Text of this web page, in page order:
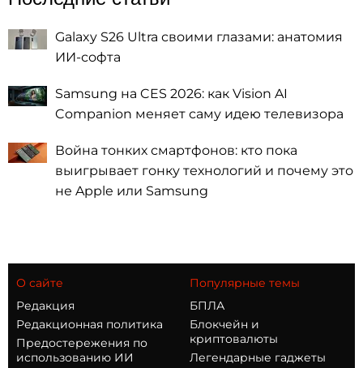
Galaxy S26 Ultra своими глазами: анатомия
ИИ-софта
Samsung на CES 2026: как Vision AI
Companion меняет саму идею телевизора
Война тонких смартфонов: кто пока
выигрывает гонку технологий и почему это
не Apple или Samsung
О сайте
Редакция
Редакционная политика
Предостережения по
использованию ИИ
Популярные темы
БПЛА
Блокчейн и
криптовалюты
Легендарные гаджеты